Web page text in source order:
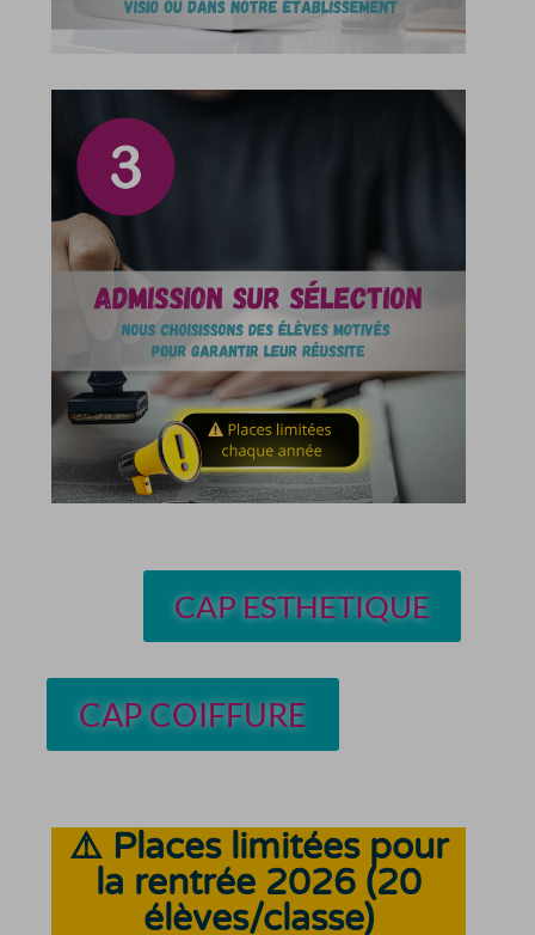
CAP ESTHETIQUE
CAP COIFFURE
⚠️ Places limitées pour
la rentrée 2026 (20
élèves/classe)